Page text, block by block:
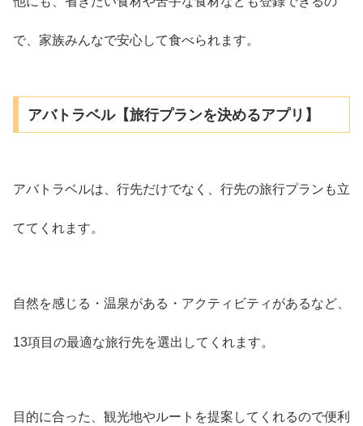
で、家族みんなで安心して食べられます。
アバトラベル【旅行プランを決めるアプリ】
アバトラベルは、行先だけでなく、行先の旅行プランも立
ててくれます。
自然を感じる・温泉がある・アクティビティがあるなど、
13項目の最適な旅行先を選出してくれます。
目的に合った、観光地やルートを提案してくれるので便利